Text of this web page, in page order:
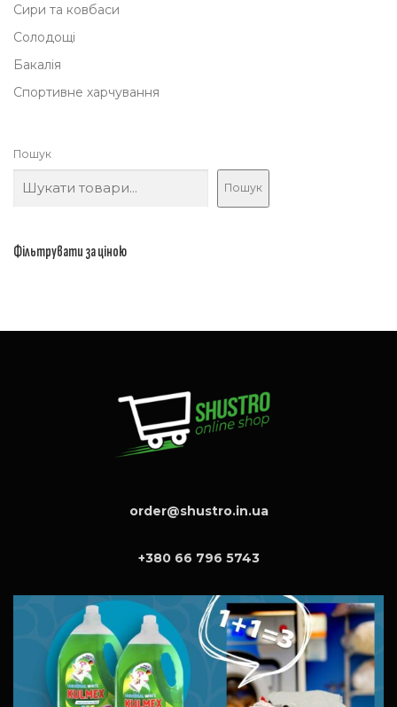
Сири та ковбаси
Солодощі
Бакалія
Спортивне харчування
Пошук
Пошук
Фільтрувати за ціною
order@shustro.in.ua
+380 66 796 5743